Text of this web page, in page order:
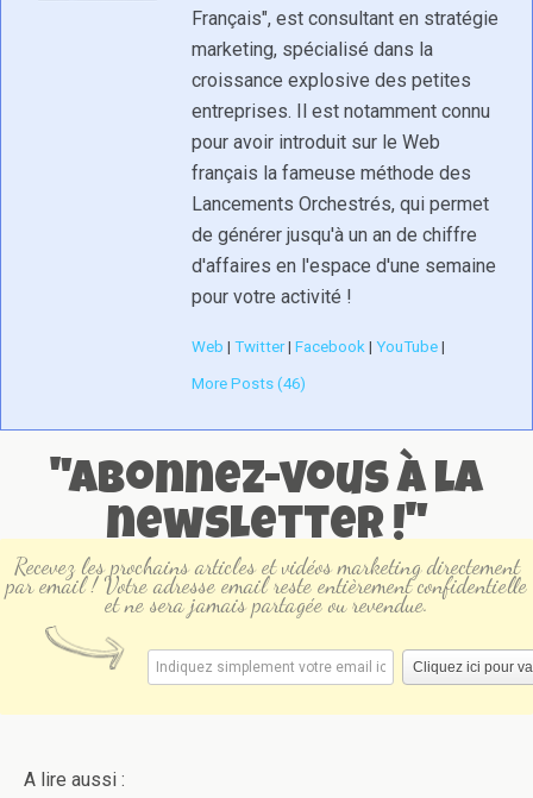
Français", est consultant en stratégie
marketing, spécialisé dans la
croissance explosive des petites
entreprises. Il est notamment connu
pour avoir introduit sur le Web
français la fameuse méthode des
Lancements Orchestrés, qui permet
de générer jusqu'à un an de chiffre
d'affaires en l'espace d'une semaine
pour votre activité !
Web | Twitter| Facebook | YouTube |
More Posts (46)
"Abonnez-vous à la
newsletter !"
Recevez les prochains articles et vidéos marketing directement
par email ! Votre adresse email reste entièrement confidentielle
et ne sera jamais partagée ou revendue.
A lire aussi :